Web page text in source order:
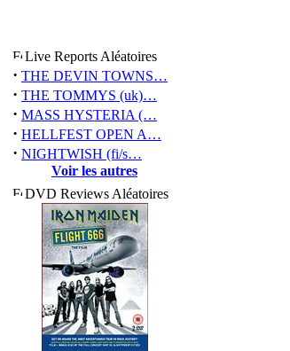
Live Reports Aléatoires
· THE DEVIN TOWNS…
· THE TOMMYS (uk)…
· MASS HYSTERIA (…
· HELLFEST OPEN A…
· NIGHTWISH (fi/s…
Voir les autres
DVD Reviews Aléatoires